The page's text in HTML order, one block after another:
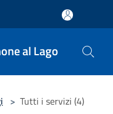
al Lago
> Tutti i servizi (4)